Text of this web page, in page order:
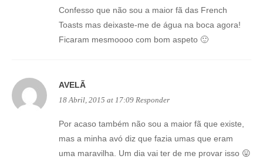
Confesso que não sou a maior fã das French
Toasts mas deixaste-me de água na boca agora!
Ficaram mesmoooo com bom aspeto 🙂
AVELÃ
18 Abril, 2015 at 17:09 Responder
Por acaso também não sou a maior fã que existe,
mas a minha avó diz que fazia umas que eram
uma maravilha. Um dia vai ter de me provar isso 😛